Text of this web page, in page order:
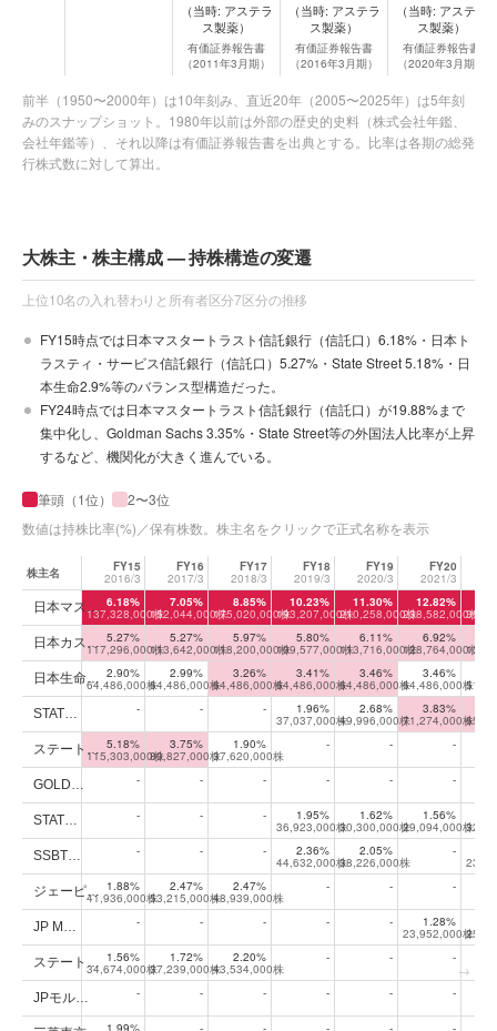
（当時: アステラ
ス製薬）
有価証券報告書
（2011年3月期）
（当時: アステラ
ス製薬）
有価証券報告書
（2016年3月期）
（当時: アステラ
ス製薬）
有価証券報告書
（2020年3月期）
前半（1950〜2000年）は10年刻み、直近20年（2005〜2025年）は5年刻
みのスナップショット。1980年以前は外部の歴史的史料（株式会社年鑑、
会社年鑑等）、それ以降は有価証券報告書を出典とする。比率は各期の総発
行株式数に対して算出。
大株主・株主構成 — 持株構造の変遷
上位10名の入れ替わりと所有者区分7区分の推移
FY15時点では日本マスタートラスト信託銀行（信託口）6.18%・日本ト
ラスティ・サービス信託銀行（信託口）5.27%・State Street 5.18%・日
本生命2.9%等のバランス型構造だった。
FY24時点では日本マスタートラスト信託銀行（信託口）が19.88%まで
集中化し、Goldman Sachs 3.35%・State Street等の外国法人比率が上昇
するなど、機関化が大きく進んでいる。
筆頭（1位）
2〜3位
数値は持株比率(%)／保有株数。株主名をクリックで正式名称を表示
大株主上位10位の年次推移
株主名 FY15
2016/3
FY16
2017/3
FY17
2018/3
FY18
2019/3
FY19
2020/3
FY20
2021/3
日本マス… 6.18%
137,328,000株
7.05%
152,044,000株
8.85%
175,020,000株
10.23%
193,207,000株
11.30%
210,258,000株
12.82%
238,582,000株
日本カス… 5.27%
117,296,000株
5.27%
113,642,000株
5.97%
118,200,000株
5.80%
109,577,000株
6.11%
113,716,000株
6.92%
128,764,000株
日本生命… 2.90%
64,486,000株
2.99%
64,486,000株
3.26%
64,486,000株
3.41%
64,486,000株
3.46%
64,486,000株
3.46%
64,486,000株
STAT…
- - - 1.96%
37,037,000株
2.68%
49,996,000株
3.83%
71,274,000株
ステート… 5.18%
115,303,000株
3.75%
80,827,000株
1.90%
37,620,000株
- - -
GOLD… - - - - - -
STAT… - - - 1.95%
36,923,000株
1.62%
30,300,000株
1.56%
29,094,000株
SSBT…
- - - 2.36%
44,632,000株
2.05%
38,226,000株
-
ジェーピ… 1.88%
41,936,000株
2.47%
53,215,000株
2.47%
48,939,000株
- - -
JP M… - - - - - 1.28%
23,952,000株
ステート… 1.56%
34,674,000株
1.72%
37,239,000株
2.20%
43,534,000株
- - -
JPモル… - - - - - -
1.99% - - - - -